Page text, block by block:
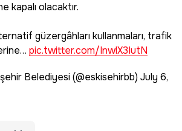
kapalı olacaktır.
güzergâhları kullanmaları, trafik
pic.twitter.com/InwlX3IutN
Belediyesi (@eskisehirbb) July 6,